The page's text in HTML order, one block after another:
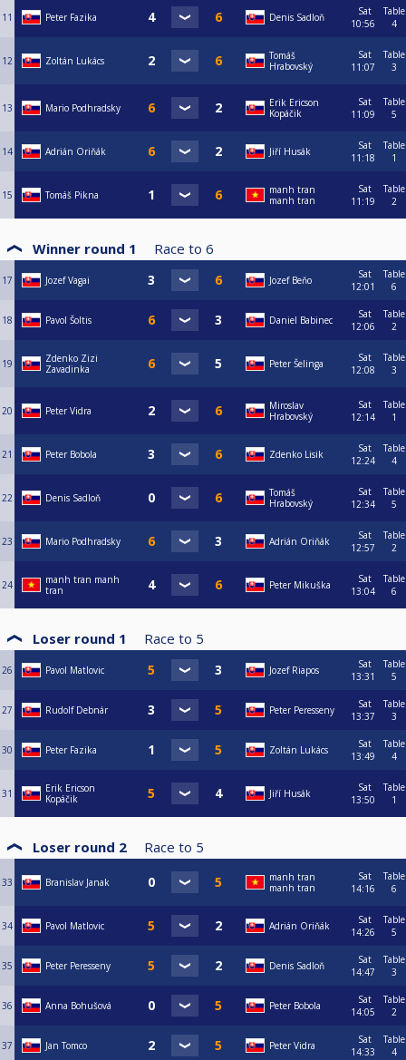
11 Peter Fazika Denis Sadloň
Sat
10:56
Table
4
12 Zoltán Lukács
Tomáš
Hrabovský
Sat
11:07
Table
3
13 Mario Podhradsky
Erik Ericson
Kopáčik
Sat
11:09
Table
5
14 Adrián Oriňák Jiří Husák
Sat
11:18
Table
1
15 Tomáš Pikna
manh tran
manh tran
Sat
11:19
Table
2
Winner round 1 Race to 6
17 Jozef Vagai Jozef Beňo
Sat
12:01
Table
6
18 Pavol Šoltis Daniel Babinec
Sat
12:06
Table
2
19
Zdenko Zizi
Zavadinka
Peter Šelinga
Sat
12:08
Table
3
20 Peter Vidra
Miroslav
Hrabovský
Sat
12:14
Table
1
21 Peter Bobola Zdenko Lisik
Sat
12:24
Table
4
22 Denis Sadloň
Tomáš
Hrabovský
Sat
12:34
Table
5
23 Mario Podhradsky Adrián Oriňák
Sat
12:57
Table
2
24
manh tran manh
tran
Peter Mikuška
Sat
13:04
Table
6
Loser round 1 Race to 5
26 Pavol Matlovic Jozef Riapos
Sat
13:31
Table
5
27 Rudolf Debnár Peter Peresseny
Sat
13:37
Table
3
30 Peter Fazika Zoltán Lukács
Sat
13:49
Table
4
31
Erik Ericson
Kopáčik
Jiří Husák
Sat
13:50
Table
1
Loser round 2 Race to 5
33 Branislav Janak
manh tran
manh tran
Sat
14:16
Table
6
34 Pavol Matlovic Adrián Oriňák
Sat
14:26
Table
5
35 Peter Peresseny Denis Sadloň
Sat
14:47
Table
3
36 Anna Bohušová Peter Bobola
Sat
14:05
Table
2
37 Jan Tomco Peter Vidra
Sat
14:33
Table
4